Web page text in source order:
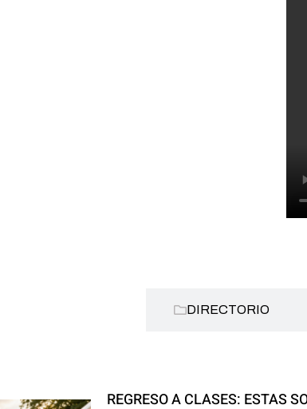
DIRECTORIO
REGRESO A CLASES: ESTAS